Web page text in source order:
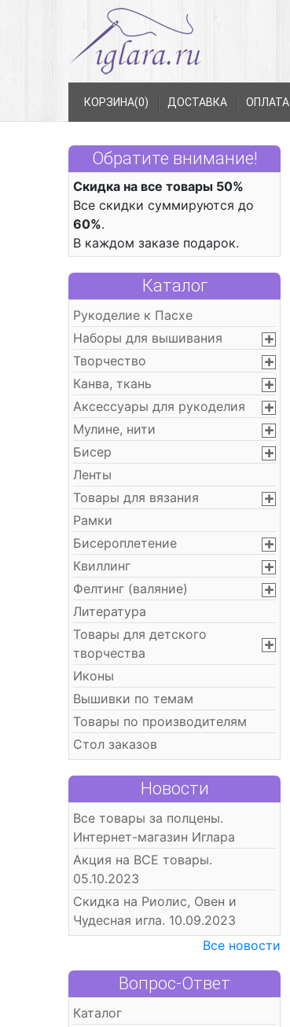
КОРЗИНА(0) ДОСТАВКА ОПЛАТА
Обратите внимание!
Скидка на все товары 50%
Все скидки суммируются до
60%.
В каждом заказе подарок.
Каталог
Рукоделие к Пасхе
Наборы для вышивания
Творчество
Канва, ткань
Аксессуары для рукоделия
Мулине, нити
Бисер
Ленты
Товары для вязания
Рамки
Бисероплетение
Квиллинг
Фелтинг (валяние)
Литература
Товары для детского
творчества
Иконы
Вышивки по темам
Товары по производителям
Стол заказов
Новости
Все товары за полцены.
Интернет-магазин Иглара
Акция на ВСЕ товары.
05.10.2023
Скидка на Риолис, Овен и
Чудесная игла. 10.09.2023
Все новости
Вопрос-Ответ
Каталог